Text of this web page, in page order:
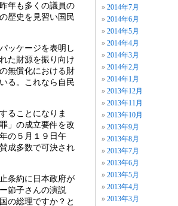
2014年7月
2014年6月
2014年5月
2014年4月
2014年3月
2014年2月
2014年1月
2013年12月
2013年11月
2013年10月
2013年9月
2013年8月
2013年7月
2013年6月
2013年5月
2013年4月
2013年3月
年も多くの議員の
歴史を見習い国民
ッケージを表明し
た財源を振り向け
無償化における財
る。これなら自民
ることになりま
」の成立要件を改
の５月１９日午
成多数で可決され
条約に日本政府が
節子さんの演説
の総理ですか？と